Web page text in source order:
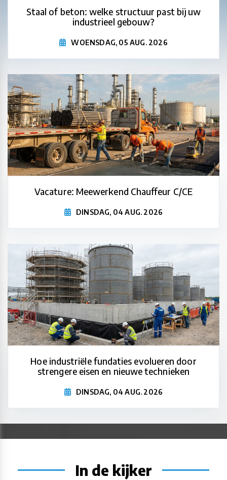
Staal of beton: welke structuur past bij uw
industrieel gebouw?
WOENSDAG, 05 AUG. 2026
Vacature: Meewerkend Chauffeur C/CE
DINSDAG, 04 AUG. 2026
Hoe industriële fundaties evolueren door
strengere eisen en nieuwe technieken
DINSDAG, 04 AUG. 2026
In de kijker